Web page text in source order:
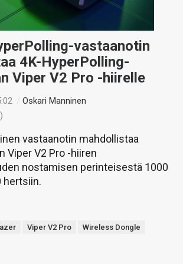
vastaanotin
4K-HyperPolling-
Viper V2 Pro -hiirelle
/Oskari Manninen
vastaanotin mahdollistaa
Viper V2 Pro -hiiren
nostamisen perinteisestä 1000
hertsiin.
Viper V2 Pro
Wireless Dongle